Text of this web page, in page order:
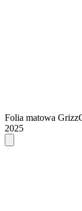
Folia matowa
2025